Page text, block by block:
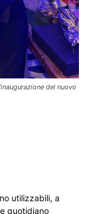
del nuovo
utilizzabili, a
quotidiano